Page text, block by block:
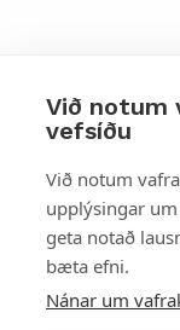
Við notum
vefsíðu
Við notum
upplýsingar
geta notað
bæta efni.
Nánar um
Styttu
Mest